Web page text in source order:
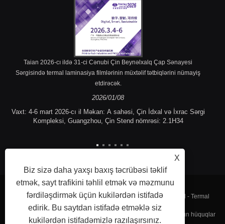
Taian 2026-cı ildə 31-ci Cənubi Çin Beynəlxalq Çap Sənayesi
Sərgisində termal laminasiya filmlərinin müxtəlif tətbiqlərini nümayiş
etdirəcək.
2026/01/08
Vaxt: 4-6 mart 2026-cı il Məkan: A sahəsi, Çin İdxal və İxrac Sərgi
Kompleksi, Guangzhou, Çin Stend nömrəsi: 2.1H34
Müəlliflik hüququ © 2023 Fujian Taian Lamination Film Co, Ltd - Termal
laminasiya filmi, laminat polad film, Termal laminasiya filmi - Bütün hüquqlar
X
Biz sizə daha yaxşı baxış təcrübəsi təklif
etmək, sayt trafikini təhlil etmək və məzmunu
fərdiləşdirmək üçün kukilərdən istifadə
edirik. Bu saytdan istifadə etməklə siz
kukilərdən istifadəmizlə razılaşırsınız.